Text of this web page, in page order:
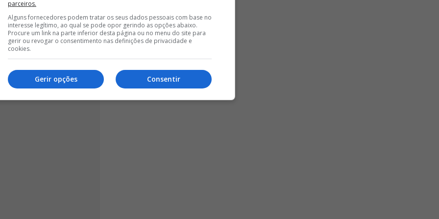
Record , o treinador português
tem à sua espera
onde iria auferir um salário limpo de
Marco Silva recebe cerca de 5,8 milhões de euros
de euros.
parceiros.
Alguns fornecedores podem tratar os seus dados pessoais com base no
interesse legítimo, ao qual se pode opor gerindo as opções abaixo.
Procure um link na parte inferior desta página ou no menu do site para
gerir ou revogar o consentimento nas definições de privacidade e
cookies.
Consentir
Gerir opções